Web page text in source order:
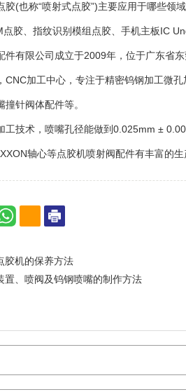
也称“喷射式点胶”)主要应用于哪些领
胶、指纹识别模组点胶、手机主板IC
件有限公司成立于2009年，位于广东省
CNC加工中心，专注于精密钨钢加工微
针阀体配件等。
技术，喷嘴孔径能做到0.025mm ±
轴心等点胶机喷射阀配件有丰富的生
胶机的保养方法
置、喷阀及钨钢喷嘴的制作方法